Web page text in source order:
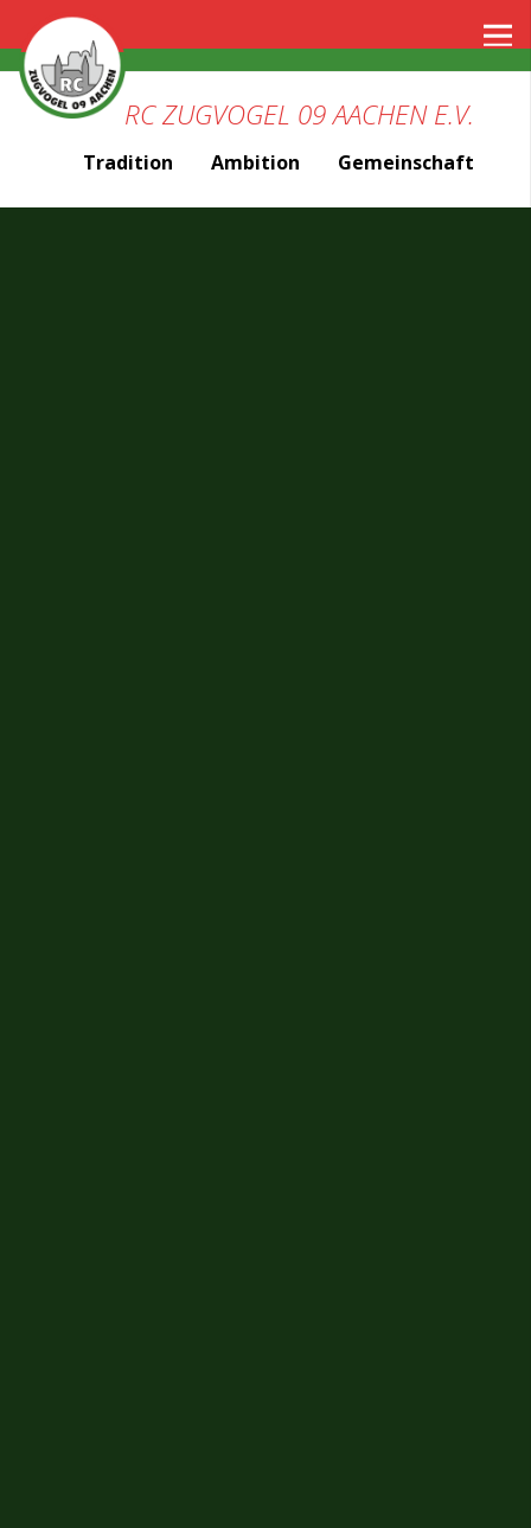
RC ZUGVOGEL 09 AACHEN E.V.
Tradition Ambition Gemeinschaft